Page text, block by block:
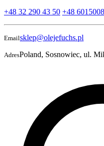
+48 32 290 43 50 +48
Emailsklep@olejefuchs.pl
AdresPoland, Sosnowiec, ul.